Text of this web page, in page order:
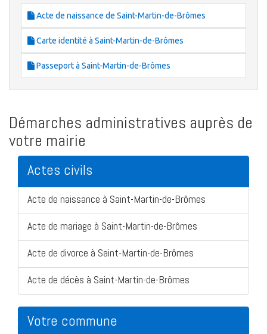
Acte de naissance de Saint-Martin-de-Brômes
Carte identité à Saint-Martin-de-Brômes
Passeport à Saint-Martin-de-Brômes
Démarches administratives auprès de
votre mairie
Actes civils
Acte de naissance à Saint-Martin-de-Brômes
Acte de mariage à Saint-Martin-de-Brômes
Acte de divorce à Saint-Martin-de-Brômes
Acte de décès à Saint-Martin-de-Brômes
Votre commune